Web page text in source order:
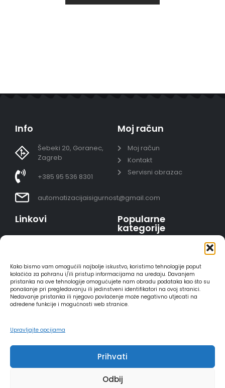
Kako bismo vam omogućili najbolje iskustvo, koristimo tehnologije poput
kolačića za pohranu i/ili pristup informacijama na uređaju. Davanjem
pristanka na ove tehnologije omogućujete nam obradu podataka kao što su
ponašanje pri pregledavanju ili jedinstveni identifikatori na ovoj stranici.
Nedavanje pristanka ili njegovo povlačenje može negativno utjecati na
određene funkcije i mogućnosti web stranice.
Upravljajte opcijama
Prihvati
Odbij
Info
Šebeki 20, Goranec,
Zagreb
+385 95 536 8301
automatizacijaisigurnost@gmail.com
Moj račun
Moj račun
Kontakt
Servisni obrazac
Linkovi
Sigurno plaćanje
karticama
Dostava
Načini plaćanja
Raskid ugovora
Popularne
kategorije
Video nadzor - kompleti
AJAX alarmi
HIKVISION portafoni
REOLINK kamere
DVC portafoni
2025 - Automatizacija i sigurnost